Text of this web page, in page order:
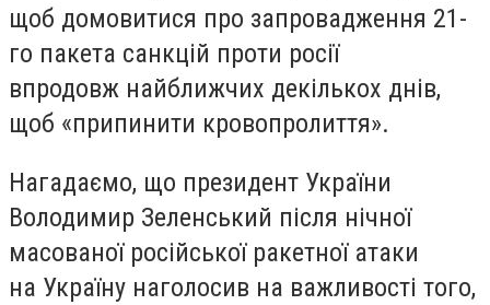
щоб домовитися про запровадження 21-
го пакета санкцій проти росії
впродовж найближчих декількох днів,
щоб «припинити кровопролиття».
Нагадаємо, що президент України
Володимир Зеленський після нічної
масованої російської ракетної атаки
на Україну наголосив на важливості того,